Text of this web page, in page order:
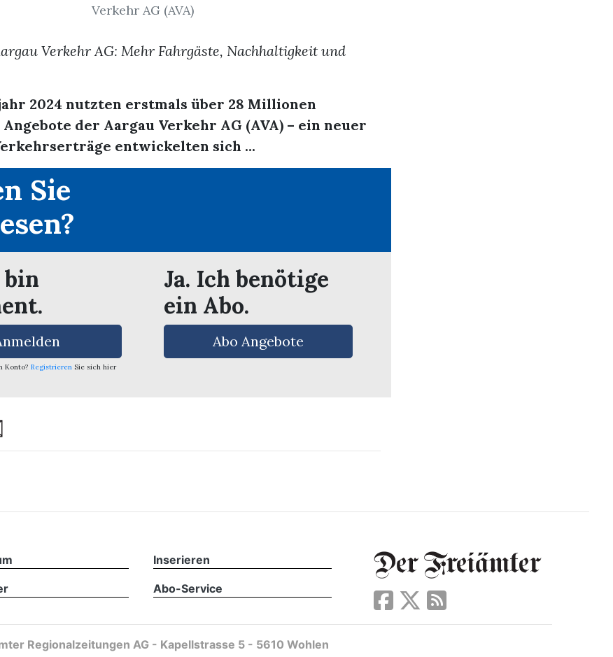
Verkehr AG (AVA)
Verkehr AG: Mehr Fahrgäste, Nachhaltigkeit und
2024 nutzten erstmals über 28 Millionen
der Aargau Verkehr AG (AVA) – ein neuer
entwickelten sich ...
Sie
bin
Konto? Registrieren Sie sich hier
Ja. Ich benötige
ein Abo.
Abo Angebote
Inserieren
Abo-Service
Regionalzeitungen AG - Kapellstrasse 5 - 5610 Wohlen